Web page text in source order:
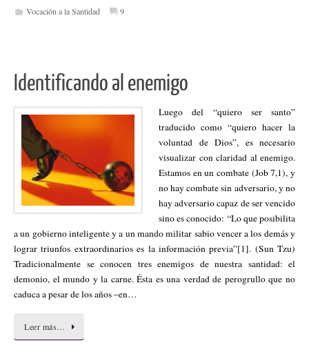
Vocación a la Santidad
9
Identificando al enemigo
Luego del “quiero ser santo”
traducido como “quiero hacer la
voluntad de Dios”, es necesario
visualizar con claridad al enemigo.
Estamos en un combate (Job 7,1), y
no hay combate sin adversario, y no
hay adversario capaz de ser vencido
sino es conocido: “Lo que posibilita
a un gobierno inteligente y a un mando militar sabio vencer a los demás y
lograr triunfos extraordinarios es la información previa”[1]. (Sun Tzu)
Tradicionalmente se conocen tres enemigos de nuestra santidad: el
demonio, el mundo y la carne. Ésta es una verdad de perogrullo que no
caduca a pesar de los años –en…
Leer más…